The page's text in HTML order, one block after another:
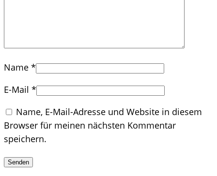
Name *
E-Mail *
Name, E-Mail-Adresse und Website in diesem
Browser für meinen nächsten Kommentar
speichern.